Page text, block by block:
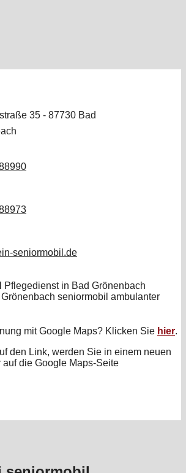
35 - 87730 Bad
seniormobil.de
mit Google Maps? Klicken Sie hier.
den Link, werden Sie in einem neuen
auf die Google Maps-Seite